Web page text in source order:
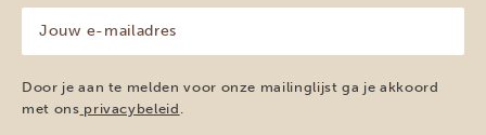
mailadres
(Vereist)
Door je aan te melden voor onze mailinglijst ga je akkoord
met ons privacybeleid